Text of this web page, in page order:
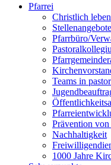
Pfarrei
Christlich
Stellenangebote
Pfarrbüro/
Teams in
Prävention
Nachhaltigkeit
1000 Jahre